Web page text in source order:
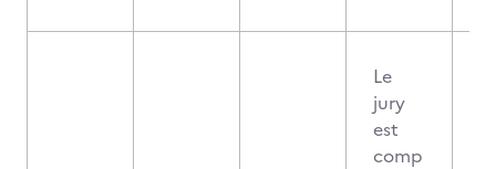
Le
jury
est
comp